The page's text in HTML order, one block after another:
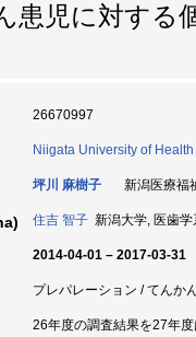
患児に対する
26670997
Niigata University of
坪川 麻樹子 新潟医療福
住吉 智子 新潟大学, 医歯
2014-04-01 – 2017-03-31
プレパレーション / てんか
26年度の調査結果を27年